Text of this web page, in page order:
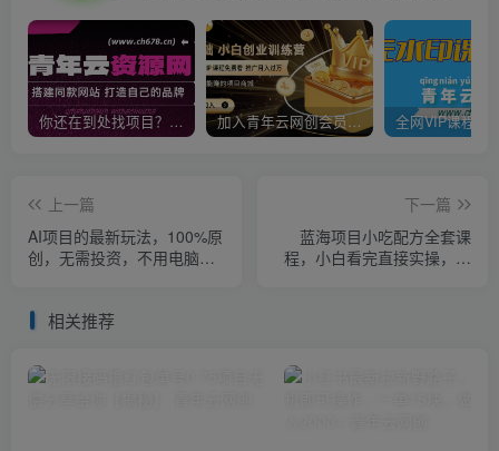
你还在到处找项目？还在当韭菜？我靠卖项目一个月收入5万+，曾经我也是个失败者。 加入青年云网创会员，全站资源免费学习。加入高级合伙人，推广日入1000+
上一篇
AI项目的最新玩法，100%原
创，无需投资，不用电脑，
下一篇
蓝海项目小吃配方全套课
程，小白看完直接实操，单
相关推荐